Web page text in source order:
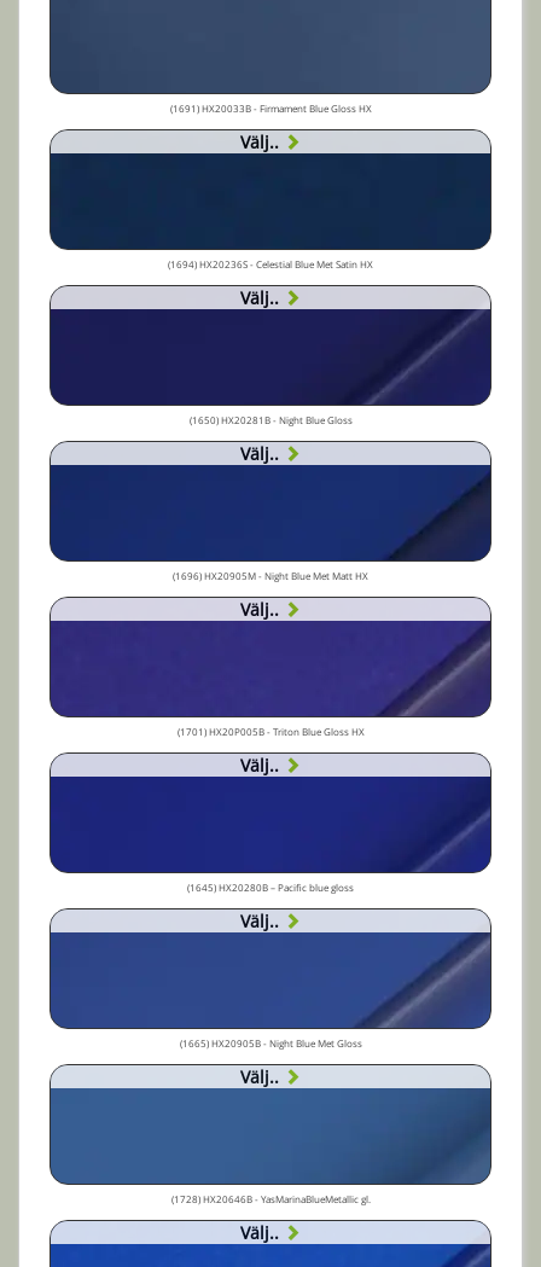
(1691) HX20033B - Firmament Blue Gloss HX
Välj..
(1694) HX20236S - Celestial Blue Met Satin HX
Välj..
(1650) HX20281B - Night Blue Gloss
Välj..
(1696) HX20905M - Night Blue Met Matt HX
Välj..
(1701) HX20P005B - Triton Blue Gloss HX
Välj..
(1645) HX20280B – Pacific blue gloss
Välj..
(1665) HX20905B - Night Blue Met Gloss
Välj..
(1728) HX20646B - YasMarinaBlueMetallic gl.
Välj..